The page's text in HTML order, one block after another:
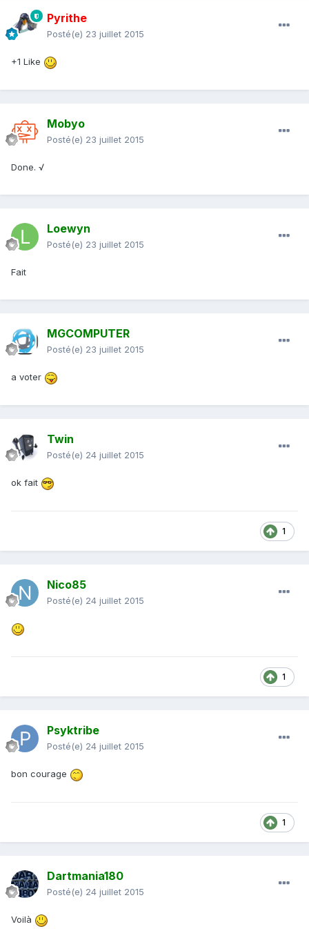
Pyrithe
Posté(e) 23 juillet 2015
+1 Like
Mobyo
Posté(e) 23 juillet 2015
Done. √
Loewyn
Posté(e) 23 juillet 2015
Fait
MGCOMPUTER
Posté(e) 23 juillet 2015
a voter
Twin
Posté(e) 24 juillet 2015
ok fait
1
Nico85
Posté(e) 24 juillet 2015
1
Psyktribe
Posté(e) 24 juillet 2015
bon courage
1
Dartmania180
Posté(e) 24 juillet 2015
Voilà